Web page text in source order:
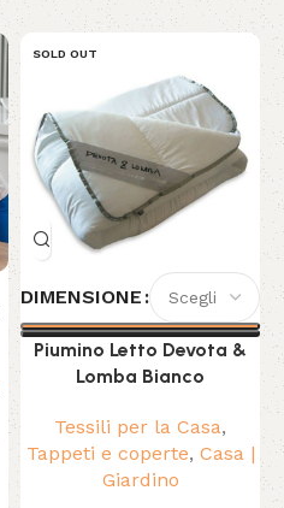
SOLD OUT
DIMENSIONE
Piumino Letto Devota &
Lomba Bianco
Tessili per la Casa,
Tappeti e coperte, Casa |
Giardino